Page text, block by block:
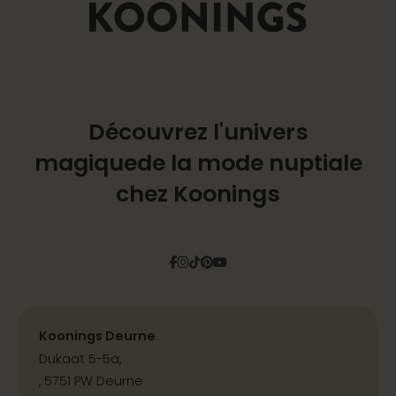
Découvrez l'univers
magiquede la mode nuptiale
chez Koonings
Facebook
Instagram
Tiktok
Pinterest
YouTube
Koonings Deurne
Dukaat 5-5a,
, 5751 PW Deurne